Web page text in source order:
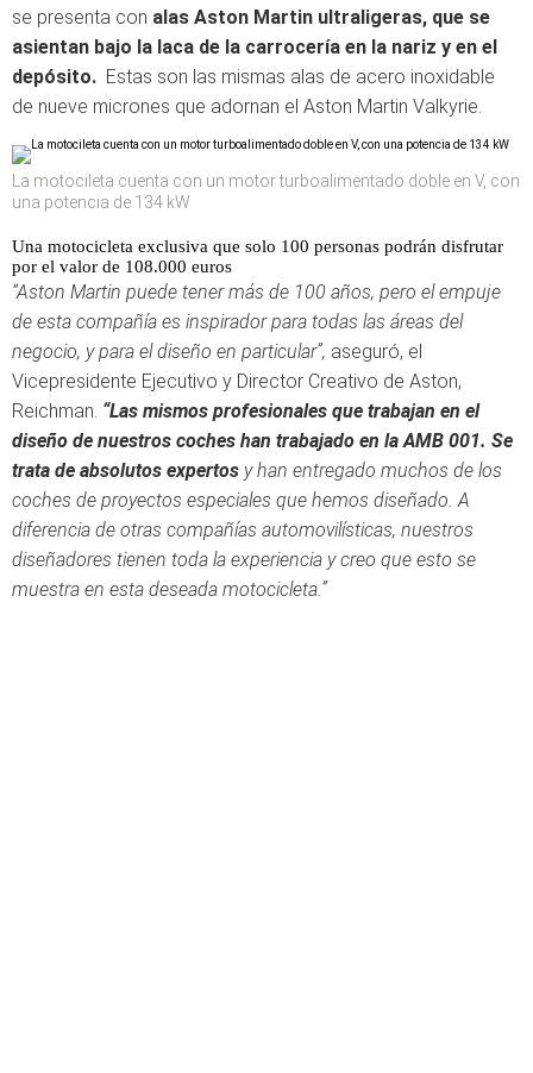
se presenta con alas Aston Martin ultraligeras, que se
asientan bajo la laca de la carrocería en la nariz y en el
depósito. Estas son las mismas alas de acero inoxidable
de nueve micrones que adornan el Aston Martin Valkyrie.
La motocileta cuenta con un motor turboalimentado doble en V, con
una potencia de 134 kW
Una motocicleta exclusiva que solo 100 personas podrán disfrutar
por el valor de 108.000 euros
“Aston Martin puede tener más de 100 años, pero el empuje
de esta compañía es inspirador para todas las áreas del
negocio, y para el diseño en particular”, aseguró, el
Vicepresidente Ejecutivo y Director Creativo de Aston,
Reichman. “Las mismos profesionales que trabajan en el
diseño de nuestros coches han trabajado en la AMB 001. Se
trata de absolutos expertos y han entregado muchos de los
coches de proyectos especiales que hemos diseñado. A
diferencia de otras compañías automovilísticas, nuestros
diseñadores tienen toda la experiencia y creo que esto se
muestra en esta deseada motocicleta.”